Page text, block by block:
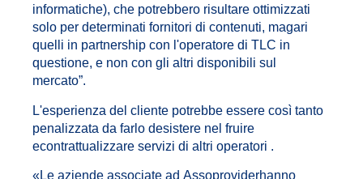
informatiche), che potrebbero risultare ottimizzati
solo per determinati fornitori di contenuti, magari
quelli in partnership con l'operatore di TLC in
questione, e non con gli altri disponibili sul
mercato”.
L'esperienza del cliente potrebbe essere così tanto
penalizzata da farlo desistere nel fruire
econtrattualizzare servizi di altri operatori .
«Le aziende associate ad Assoproviderhanno